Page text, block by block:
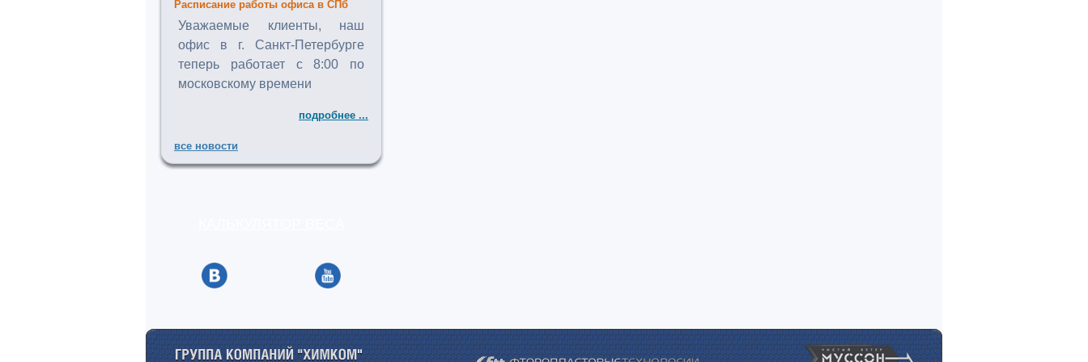
Расписание работы офиса в СПб
Уважаемые клиенты, наш
офис в г. Санкт-Петербурге
теперь работает с 8:00 по
московскому времени
подробнее ...
все новости